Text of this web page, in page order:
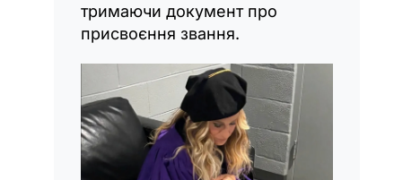
тримаючи документ про
присвоєння звання.